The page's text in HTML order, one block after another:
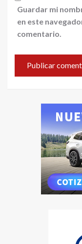
Guardar mi
en este
comentario.